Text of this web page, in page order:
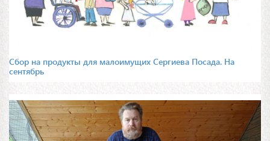
Сбор на продукты для малоимущих Сергиева Посада. На
сентябрь